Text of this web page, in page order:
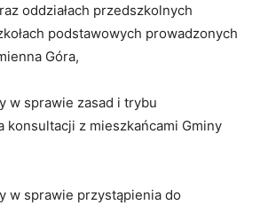
oddziałach przedszkolnych
podstawowych prowadzonych
Góra,
w sprawie zasad i trybu
konsultacji z mieszkańcami Gminy
w sprawie przystąpienia do